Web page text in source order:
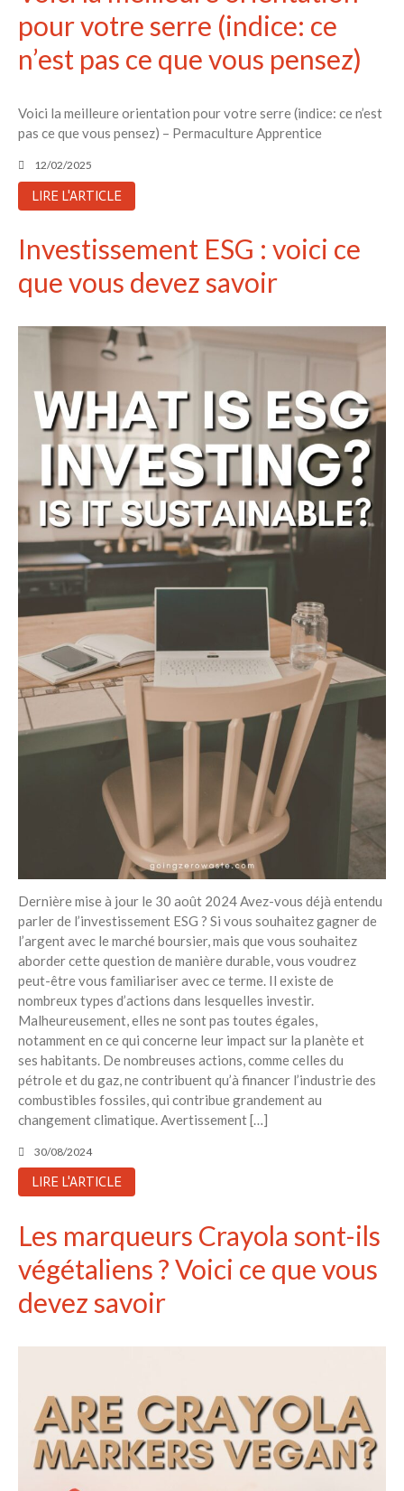
pour votre serre (indice: ce
n’est pas ce que vous pensez)
Voici la meilleure orientation pour votre serre (indice: ce n’est
pas ce que vous pensez) – Permaculture Apprentice
12/02/2025
LIRE L'ARTICLE
Investissement ESG : voici ce
que vous devez savoir
Dernière mise à jour le 30 août 2024 Avez-vous déjà entendu
parler de l’investissement ESG ? Si vous souhaitez gagner de
l’argent avec le marché boursier, mais que vous souhaitez
aborder cette question de manière durable, vous voudrez
peut-être vous familiariser avec ce terme. Il existe de
nombreux types d’actions dans lesquelles investir.
Malheureusement, elles ne sont pas toutes égales,
notamment en ce qui concerne leur impact sur la planète et
ses habitants. De nombreuses actions, comme celles du
pétrole et du gaz, ne contribuent qu’à financer l’industrie des
combustibles fossiles, qui contribue grandement au
changement climatique. Avertissement […]
30/08/2024
LIRE L'ARTICLE
Les marqueurs Crayola sont-ils
végétaliens ? Voici ce que vous
devez savoir